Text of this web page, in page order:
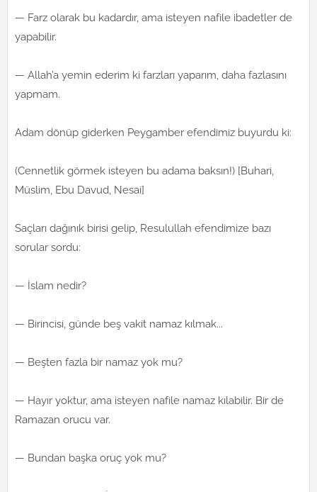
— Farz olarak bu kadardır, ama isteyen nafile ibadetler de
yapabilir.
— Allah’a yemin ederim ki farzları yaparım, daha fazlasını
yapmam.
Adam dönüp giderken Peygamber efendimiz buyurdu ki:
(Cennetlik görmek isteyen bu adama baksın!) [Buhari,
Müslim, Ebu Davud, Nesai]
Saçları dağınık birisi gelip, Resulullah efendimize bazı
sorular sordu:
— İslam nedir?
— Birincisi, günde beş vakit namaz kılmak...
— Beşten fazla bir namaz yok mu?
— Hayır yoktur, ama isteyen nafile namaz kılabilir. Bir de
Ramazan orucu var.
— Bundan başka oruç yok mu?